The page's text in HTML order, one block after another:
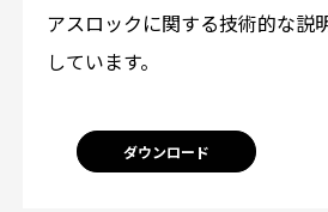
アスロックに関する技術的な説
しています。
ダウンロード